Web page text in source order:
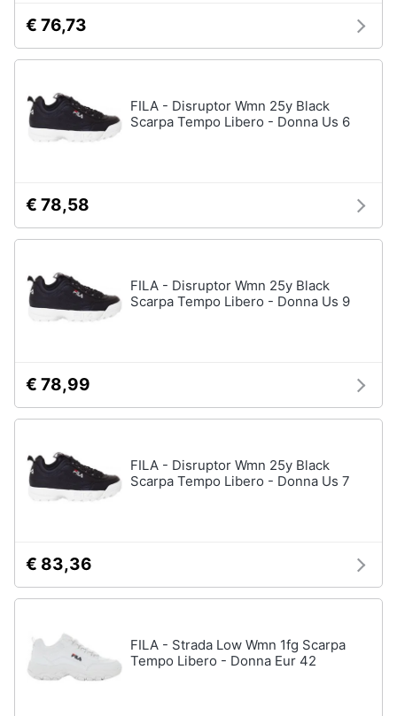
€ 76,73
FILA - Disruptor Wmn 25y Black
Scarpa Tempo Libero - Donna Us 6
€ 78,58
FILA - Disruptor Wmn 25y Black
Scarpa Tempo Libero - Donna Us 9
€ 78,99
FILA - Disruptor Wmn 25y Black
Scarpa Tempo Libero - Donna Us 7
€ 83,36
FILA - Strada Low Wmn 1fg Scarpa
Tempo Libero - Donna Eur 42